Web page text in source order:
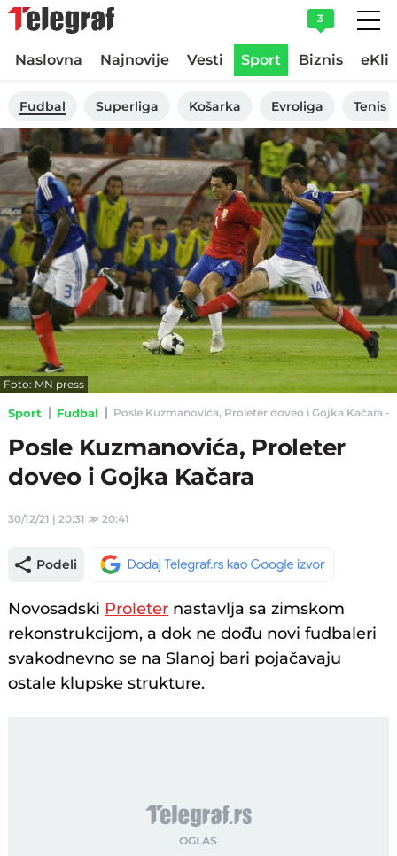
3
Naslovna Najnovije Vesti Sport Biznis
Fudbal Superliga Košarka Evroliga Tenis
Foto: MN press
Sport Fudbal Posle Kuzmanovića, Proleter doveo i Gojka Kačara -
Posle Kuzmanovića, Proleter
doveo i Gojka Kačara
30/12/21 | 20:31 ≫20:41
Podeli
Novosadski Proleter nastavlja sa zimskom
rekonstrukcijom, a dok ne dođu novi fudbaleri
svakodnevno se na Slanoj bari pojačavaju
ostale klupske strukture.